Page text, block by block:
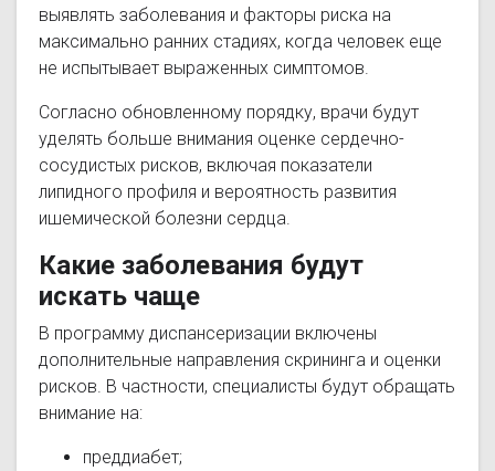
выявлять заболевания и факторы риска на
максимально ранних стадиях, когда человек еще
не испытывает выраженных симптомов.
Согласно обновленному порядку, врачи будут
уделять больше внимания оценке сердечно-
сосудистых рисков, включая показатели
липидного профиля и вероятность развития
ишемической болезни сердца.
Какие заболевания будут
искать чаще
В программу диспансеризации включены
дополнительные направления скрининга и оценки
рисков. В частности, специалисты будут обращать
внимание на:
преддиабет;